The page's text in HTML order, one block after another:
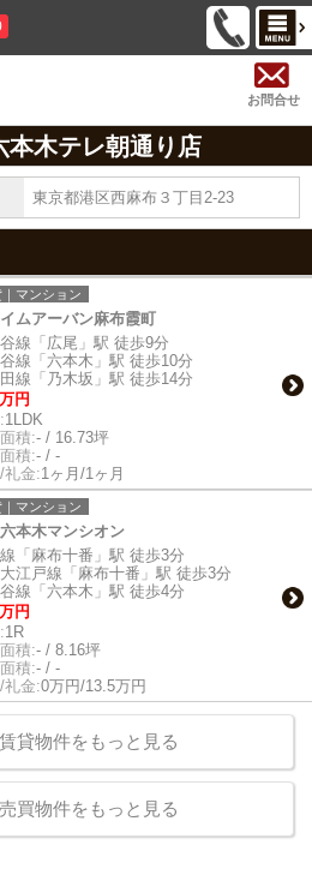
お問合せ
本木テレ朝通り店
東京都港区西麻布３丁目2-23
マンション
ムアーバン麻布霞町
線「広尾」駅 徒歩9分
線「六本木」駅 徒歩10分
線「乃木坂」駅 徒歩14分
円
1LDK
積:- / 16.73坪
積:- / -
礼金:1ヶ月/1ヶ月
マンション
本木マンシオン
「麻布十番」駅 徒歩3分
江戸線「麻布十番」駅 徒歩3分
線「六本木」駅 徒歩4分
円
1R
積:- / 8.16坪
積:- / -
礼金:0万円/13.5万円
貸物件をもっと見る
買物件をもっと見る